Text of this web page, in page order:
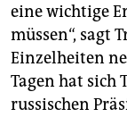
eine wichtige
müssen“, sagt
Einzelheiten
Tagen hat
russischen